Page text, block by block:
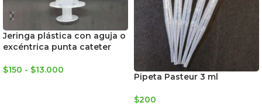
Jeringa plástica con aguja o
excéntrica punta cateter
$150 - $13.000
Pipeta Pasteur 3 ml
$200